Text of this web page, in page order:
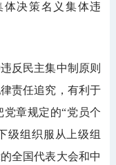
决策名义集体违
民主集中制原则
责任追究，有利于
章规定的“党员个
级组织服从上级组
全国代表大会和中